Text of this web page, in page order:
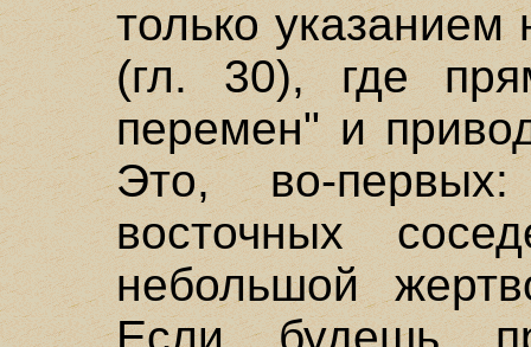
только
(гл. 30), где
перемен" и
Это, во-
восточных
небольшой
Если будешь